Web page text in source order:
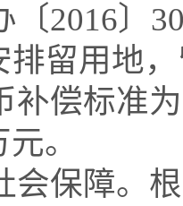
〔2016〕
排留用地
补偿标准
。
保障。根